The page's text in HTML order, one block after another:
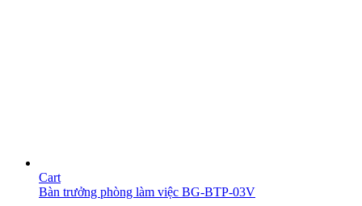
Cart
Bàn trưởng phòng làm việc BG-BTP-03V